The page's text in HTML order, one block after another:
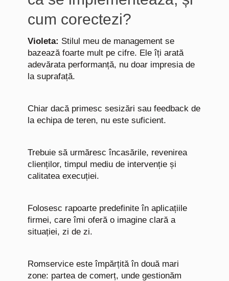
cum corectezi?
Violeta: Stilul meu de management se
bazează foarte mult pe cifre. Ele îți arată
adevărata performanță, nu doar impresia de
la suprafață.
Chiar dacă primesc sesizări sau feedback de
la echipa de teren, nu este suficient.
Trebuie să urmăresc încasările, revenirea
clienților, timpul mediu de intervenție și
calitatea execuției.
Folosesc rapoarte predefinite în aplicațiile
firmei, care îmi oferă o imagine clară a
situației, zi de zi.
Romservice este împărțită în două mari
zone: partea de comerț, unde gestionăm